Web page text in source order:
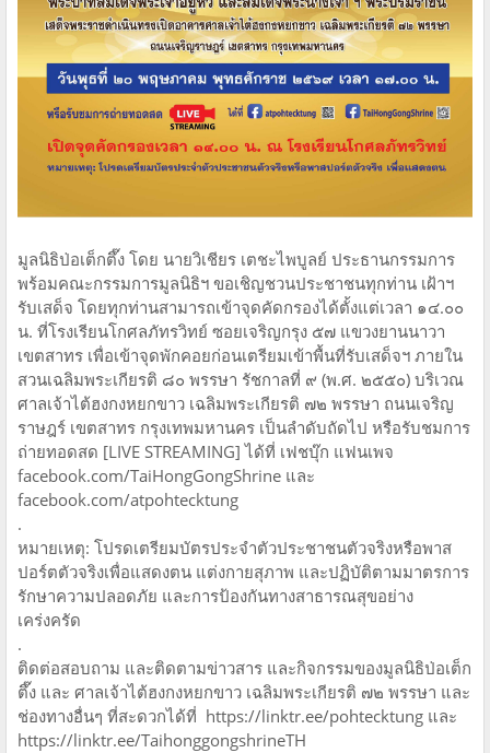
มูลนิธิป่อเต็กตึ๊ง โดย นายวิเชียร เตชะไพบูลย์ ประธานกรรมการ
พร้อมคณะกรรมการมูลนิธิฯ ขอเชิญชวนประชาชนทุกท่าน เฝ้าฯ
รับเสด็จ โดยทุกท่านสามารถเข้าจุดคัดกรองได้ตั้งแต่เวลา ๑๔.๐๐
น. ที่โรงเรียนโกศลภัทรวิทย์ ซอยเจริญกรุง ๕๗ แขวงยานนาวา
เขตสาทร เพื่อเข้าจุดพักคอยก่อนเตรียมเข้าพื้นที่รับเสด็จฯ ภายใน
สวนเฉลิมพระเกียรติ ๘๐ พรรษา รัชกาลที่ ๙ (พ.ศ. ๒๕๕๐) บริเวณ
ศาลเจ้าไต้ฮงกงหยกขาว เฉลิมพระเกียรติ ๗๒ พรรษา ถนนเจริญ
ราษฎร์ เขตสาทร กรุงเทพมหานคร เป็นลำดับถัดไป หรือรับชมการ
ถ่ายทอดสด [LIVE STREAMING] ได้ที่ เฟชบุ๊ก แฟนเพจ
facebook.com/TaiHongGongShrine และ
facebook.com/atpohtecktung
.
หมายเหตุ: โปรดเตรียมบัตรประจำตัวประชาชนตัวจริงหรือพาส
ปอร์ตตัวจริงเพื่อแสดงตน แต่งกายสุภาพ และปฏิบัติตามมาตรการ
รักษาความปลอดภัย และการป้องกันทางสาธารณสุขอย่าง
เคร่งครัด
.
ติดต่อสอบถาม และติดตามข่าวสาร และกิจกรรมของมูลนิธิป่อเต็ก
ตึ๊ง และ ศาลเจ้าไต้ฮงกงหยกขาว เฉลิมพระเกียรติ ๗๒ พรรษา และ
ช่องทางอื่นๆ ที่สะดวกได้ที่ https://linktr.ee/pohtecktung และ
https://linktr.ee/TaihonggongshrineTH